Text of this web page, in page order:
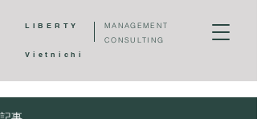
LIBERTY
Vietnichi
MANAGEMENT
CONSULTING